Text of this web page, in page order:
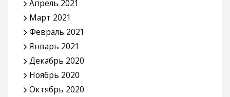
Апрель 2021
Март 2021
Февраль 2021
Январь 2021
Декабрь 2020
Ноябрь 2020
Октябрь 2020